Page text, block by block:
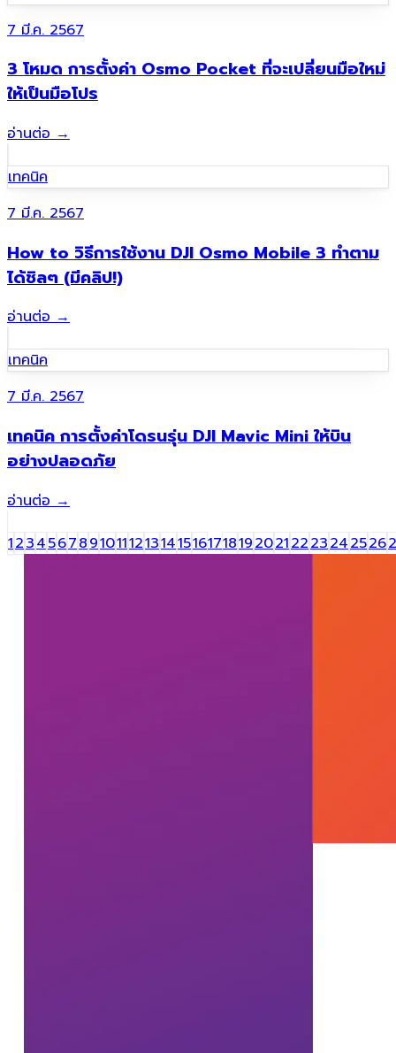
7 มี.ค. 2567
3 โหมด การตั้งค่า Osmo Pocket ที่จะเปลี่ยนมือใหม่
ให้เป็นมือโปร
อ่านต่อ→
เทคนิค
7 มี.ค. 2567
How to วิธีการใช้งาน DJI Osmo Mobile 3 ทำตาม
ได้ชิลๆ (มีคลิป!)
อ่านต่อ→
เทคนิค
7 มี.ค. 2567
เทคนิค การตั้งค่าโดรนรุ่น DJI Mavic Mini ให้บิน
อย่างปลอดภัย
อ่านต่อ→
1234567891011121314151617181920212223242526